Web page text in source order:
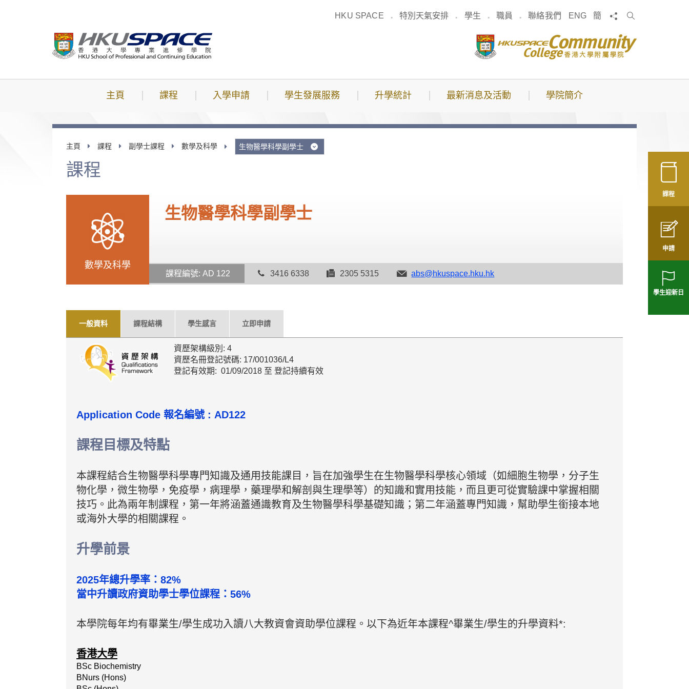
HKU SPACE 特別天氣安排 學生 職員 聯絡我們 ENG 簡 分享
搜
主頁 課程 入學申請 學生發展服務 升學統計 最新消息及活動 學院簡介
課程
申請
學生迎新日
主頁 課程 副學士課程 數學及科學 生物醫學科學副學士
課程
數學及科學
生物醫學科學副學士
課程編號: AD 122 3416 6338 2305 5315 abs@hkuspace.hku.hk
一般資料 課程結構 學生感言 立即申請
資歷架構級別: 4
資歷名冊登記號碼: 17/001036/L4
登記有效期: 01/09/2018 至 登記持續有效
Application Code 報名編號 : AD122
課程目標及特點
本課程結合生物醫學科學專門知識及通用技能課目，旨在加強學生在生物醫學科學核心領域（如細胞生物學，分子生
物化學，微生物學，免疫學，病理學，藥理學和解剖與生理學等）的知識和實用技能，而且 更可從實驗課中掌握相關
技巧 。此為兩年制課程，第一年將涵蓋通識教育及生物醫學科學基礎知識；第二年涵蓋專門知識，幫助學生銜接本地
或海外大學的相關課程。
升學前景
2025年總升學率：82%
當中升讀政府資助學士學位課程：56%
本學院每年均有畢業生/學生成功入讀八大教資會資助學位課程。以下為近年本課程^畢業生/學生的升學資料*:
香港大學
BSc Biochemistry
BNurs (Hons)